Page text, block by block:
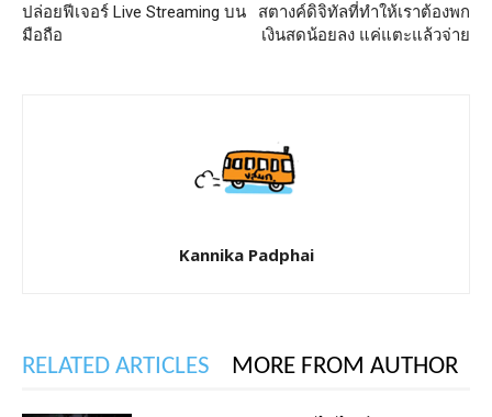
ปล่อยฟีเจอร์ Live Streaming บน
มือถือ
สตางค์ดิจิทัลที่ทำให้เราต้องพก
เงินสดน้อยลง แค่แตะแล้วจ่าย
Kannika Padphai
RELATED ARTICLES MORE FROM AUTHOR